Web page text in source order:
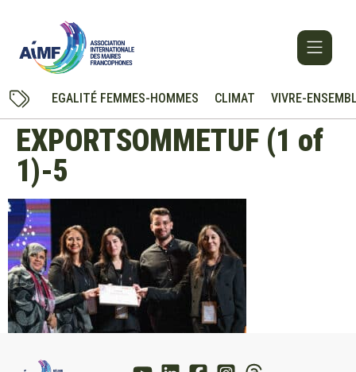
EGALITÉ FEMMES-HOMMES CLIMAT VIVRE-
EXPORTSOMMETUF (1 of
1)-5